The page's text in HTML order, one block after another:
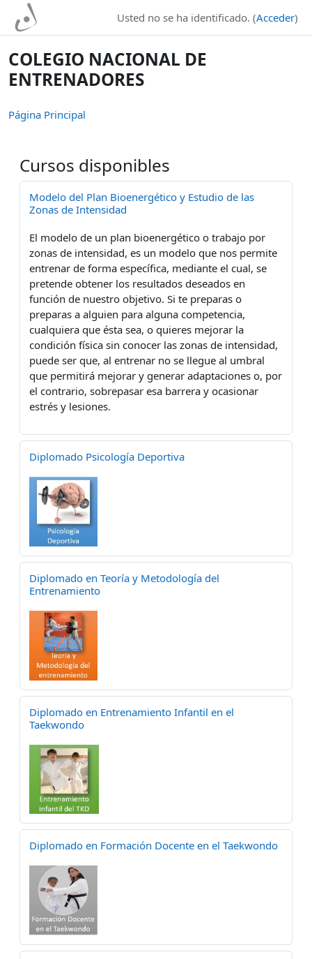
Salta al contenido principal
Usted no se ha identificado. (Acceder)
COLEGIO NACIONAL DE
ENTRENADORES
Página Principal
Cursos disponibles
Modelo del Plan Bioenergético y Estudio de las
Zonas de Intensidad
El modelo de un plan bioenergético o trabajo por
zonas de intensidad, es un modelo que nos permite
entrenar de forma específica, mediante el cual, se
pretende obtener los resultados deseados en
función de nuestro objetivo. Si te preparas o
preparas a alguien para alguna competencia,
cualquiera que ésta sea, o quieres mejorar la
condición física sin conocer las zonas de intensidad,
puede ser que, al entrenar no se llegue al umbral
que permitirá mejorar y generar adaptaciones o, por
el contrario, sobrepasar esa barrera y ocasionar
estrés y lesiones.
Diplomado Psicología Deportiva
Diplomado en Teoría y Metodología del
Entrenamiento
Diplomado en Entrenamiento Infantil en el
Taekwondo
Diplomado en Formación Docente en el Taekwondo